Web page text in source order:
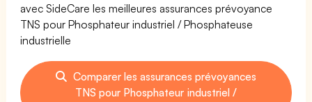
avec SideCare les meilleures assurances prévoyance
TNS pour Phosphateur industriel / Phosphateuse
industrielle
Comparer les assurances prévoyances
TNS pour Phosphateur industriel /